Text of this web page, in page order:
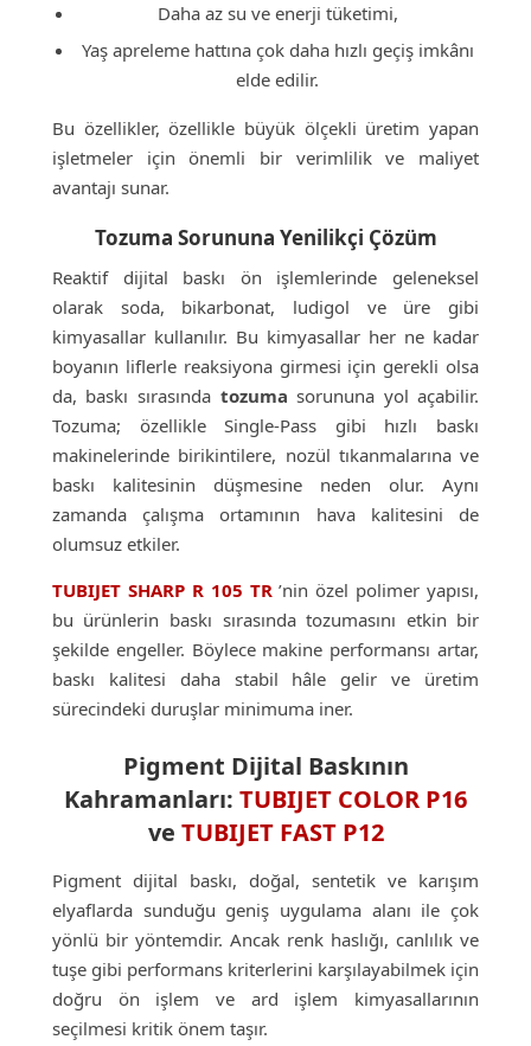
Daha az su ve enerji tüketimi,
Yaş apreleme hattına çok daha hızlı geçiş imkânı
elde edilir.
Bu özellikler, özellikle büyük ölçekli üretim yapan
işletmeler için önemli bir verimlilik ve maliyet
avantajı sunar.
Tozuma Sorununa Yenilikçi Çözüm
Reaktif dijital baskı ön işlemlerinde geleneksel
olarak soda, bikarbonat, ludigol ve üre gibi
kimyasallar kullanılır. Bu kimyasallar her ne kadar
boyanın liflerle reaksiyona girmesi için gerekli olsa
da, baskı sırasında tozuma sorununa yol açabilir.
Tozuma; özellikle Single-Pass gibi hızlı baskı
makinelerinde birikintilere, nozül tıkanmalarına ve
baskı kalitesinin düşmesine neden olur. Aynı
zamanda çalışma ortamının hava kalitesini de
olumsuz etkiler.
TUBIJET SHARP R 105 TR’nin özel polimer yapısı,
bu ürünlerin baskı sırasında tozumasını etkin bir
şekilde engeller. Böylece makine performansı artar,
baskı kalitesi daha stabil hâle gelir ve üretim
sürecindeki duruşlar minimuma iner.
Pigment Dijital Baskının
Kahramanları: TUBIJET COLOR P16
ve TUBIJET FAST P12
Pigment dijital baskı, doğal, sentetik ve karışım
elyaflarda sunduğu geniş uygulama alanı ile çok
yönlü bir yöntemdir. Ancak renk haslığı, canlılık ve
tuşe gibi performans kriterlerini karşılayabilmek için
doğru ön işlem ve ard işlem kimyasallarının
seçilmesi kritik önem taşır.